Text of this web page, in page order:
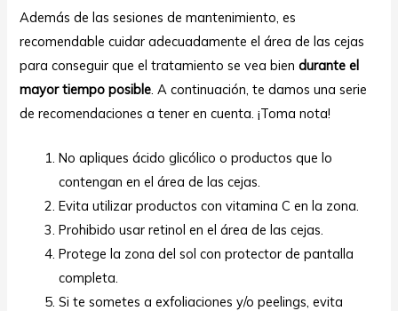
Además de las sesiones de mantenimiento, es
recomendable cuidar adecuadamente el área de las cejas
para conseguir que el tratamiento se vea biendurante el
mayor tiempo posible . A continuación, te damos una serie
de recomendaciones a tener en cuenta. ¡Toma nota!
No apliques ácido glicólico o productos que lo
contengan en el área de las cejas.
Evita utilizar productos con vitamina C en la zona.
Prohibido usar retinol en el área de las cejas.
Protege la zona del sol con protector de pantalla
completa.
Si te sometes a exfoliaciones y/o peelings, evita